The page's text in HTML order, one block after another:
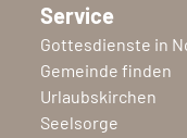
Service
Gottesdienste in
Gemeinde finden
Urlaubskirchen
Seelsorge